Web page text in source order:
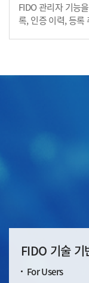
FIDO 관리자 기능
록, 인증 이력, 등록
FIDO 기술
For Users